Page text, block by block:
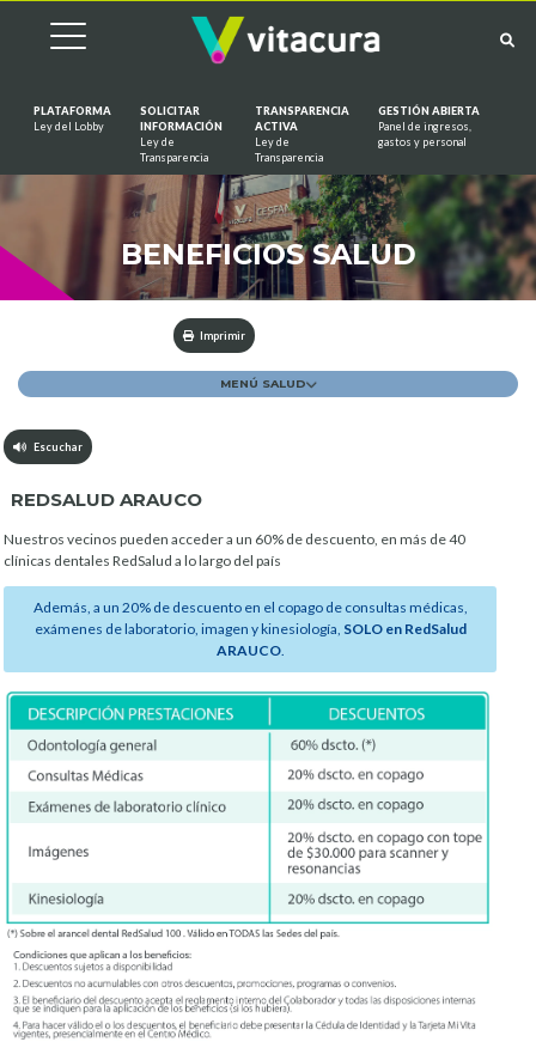
PLATAFORMA
Ley del Lobby
SOLICITAR
INFORMACIÓN
Ley de
Transparencia
TRANSPARENCIA
ACTIVA
Ley de
Transparencia
GESTIÓN ABIERTA
Panel de ingresos,
gastos y personal
BENEFICIOS SALUD
Imprimir
MENÚ SALUD
Escuchar
REDSALUD ARAUCO
Nuestros vecinos pueden acceder a un 60% de descuento, en más de 40
clínicas dentales RedSalud a lo largo del país
Además, a un 20% de descuento en el copago de consultas médicas,
exámenes de laboratorio, imagen y kinesiología, SOLO en RedSalud
ARAUCO.